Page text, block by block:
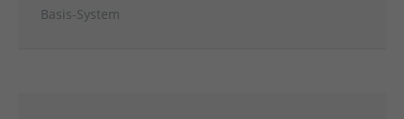
Basis-System